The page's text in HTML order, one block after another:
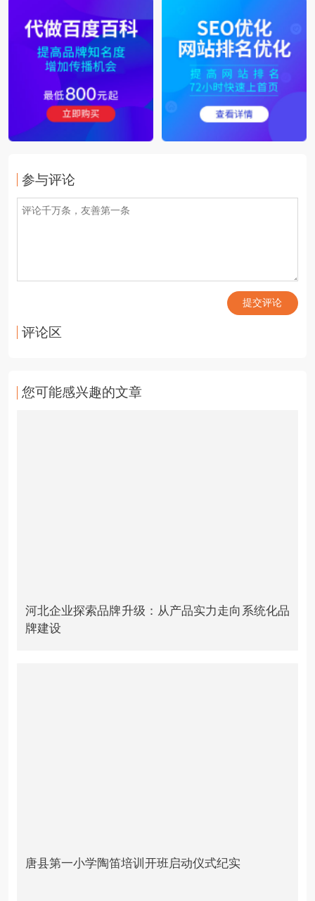
参与评论
提交评论
评论区
您可能感兴趣的文章
河北企业探索品牌升级：从产品实力走向系统化品
牌建设
唐县第一小学陶笛培训开班启动仪式纪实